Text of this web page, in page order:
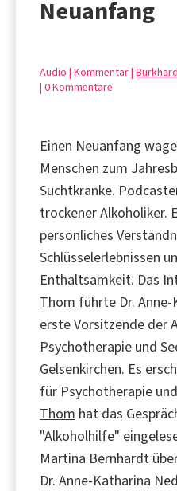
Neuanfang
Audio | Kommentar |
| 0 Kommentare
Einen Neuanfang
Menschen zum
Suchtkranke.
trockener Alkoholiker.
persönliches
Schlüsselerlebnissen
Enthaltsamkeit. Das
Thom führte Dr.
erste Vorsitzende der
Psychotherapie und
Gelsenkirchen. Es
für Psychotherapie
Thom hat das
"Alkoholhilfe"
Martina Bernhardt
Dr. Anne-Katharina